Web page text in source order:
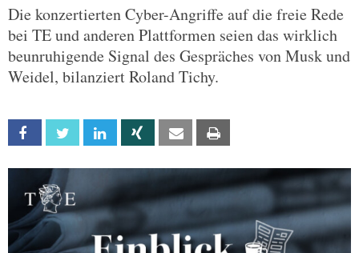
Die konzertierten Cyber-Angriffe auf die freie Rede
bei TE und anderen Plattformen seien das wirklich
beunruhigende Signal des Gespräches von Musk und
Weidel, bilanziert Roland Tichy.
Facebook Twitter Linkedin Xing Email